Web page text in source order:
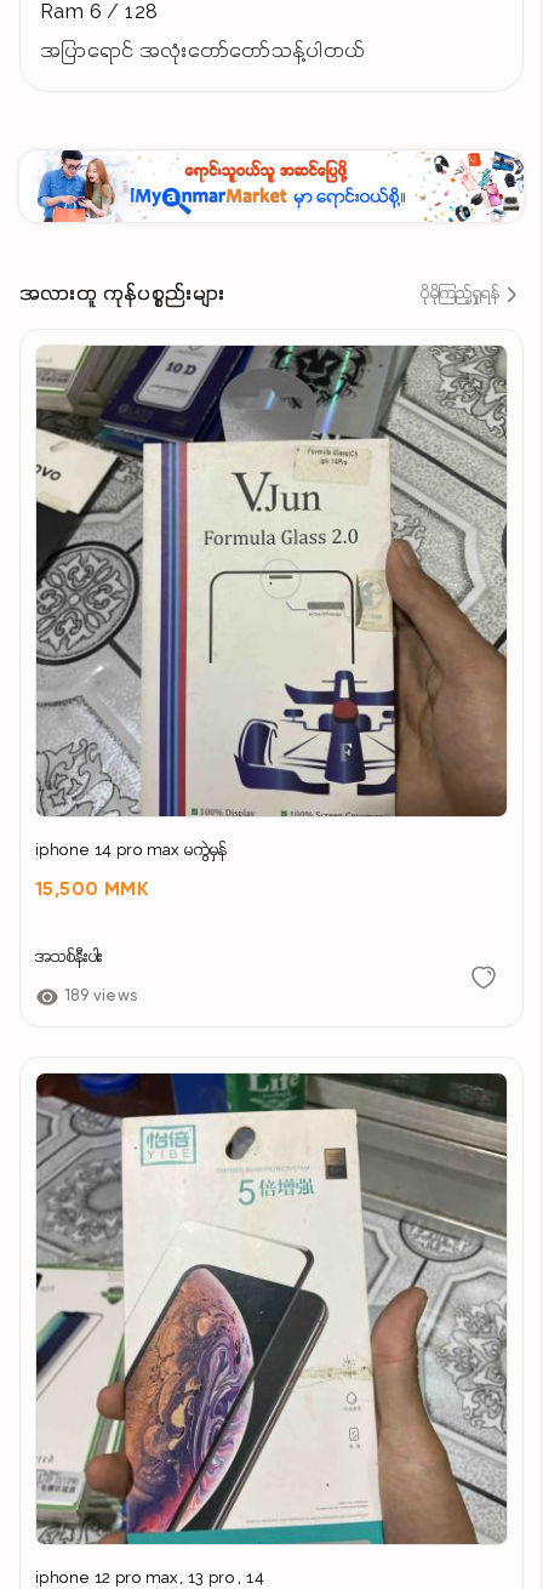
Ram 6 / 128
အပြာရောင် အလုံးတော်တော်သန့်ပါတယ်
အလားတူ ကုန်ပစ္စည်းများ ပိုမိုကြည့်ရှုရန်
iphone 14 pro max မကွဲမှန်
15,500 MMK
အသစ်နီးပါး
189 views
iphone 12 pro max, 13 pro , 14